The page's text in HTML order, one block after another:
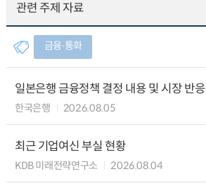
관련 주제 자료
금융∙통화
일본은행 금융정책 결정 내용 및 시장 반응
한국은행 2026.08.05
최근 기업여신 부실 현황
KDB 미래전략연구소 2026.08.04